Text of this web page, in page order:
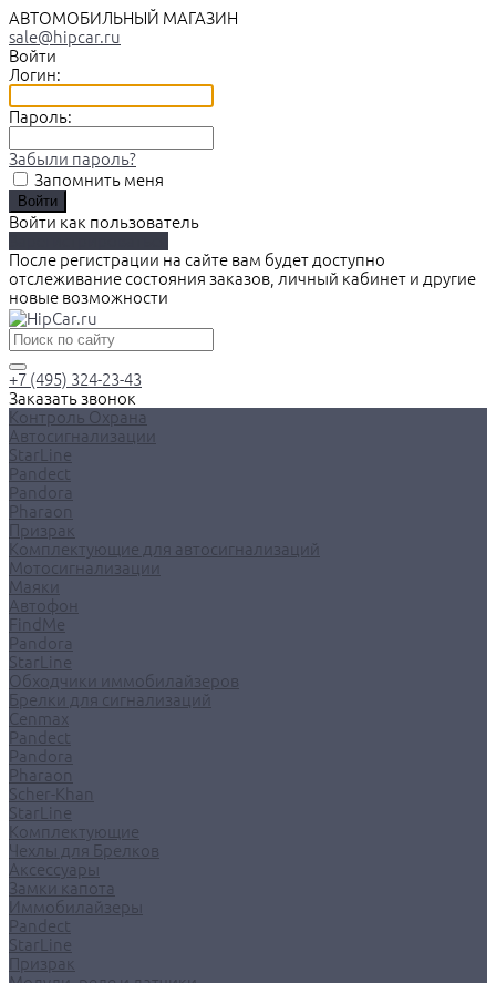
АВТОМОБИЛЬНЫЙ МАГАЗИН
sale@hipcar.ru
Войти
Логин:
Пароль:
Забыли пароль?
Запомнить меня
Войти как пользователь
После регистрации на сайте вам будет доступно
отслеживание состояния заказов, личный кабинет и другие
новые возможности
+7 (495) 324-23-43
Заказать звонок
Контроль Охрана
Автосигнализации
StarLine
Pandect
Pandora
Pharaon
Призрак
Комплектующие для автосигнализаций
Мотосигнализации
Маяки
Автофон
FindMe
Pandora
StarLine
Обходчики иммобилайзеров
Брелки для сигнализаций
Cenmax
Pandect
Pandora
Pharaon
Scher-Khan
StarLine
Комплектующие
Чехлы для Брелков
Аксессуары
Замки капота
Иммобилайзеры
Pandect
StarLine
Призрак